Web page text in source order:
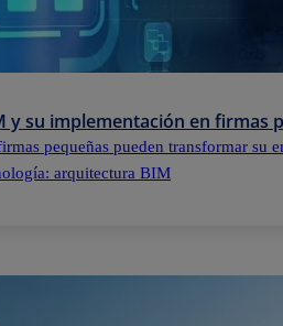
y su implementación en firmas
pequeñas pueden transformar su
arquitectura BIM